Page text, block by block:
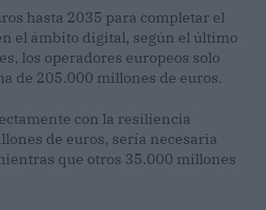
hasta 2035 para completar el
el ámbito digital, según el último
los operadores europeos solo
de 205.000 millones de euros.
con la resiliencia
de euros, sería necesaria
que otros 35.000 millones